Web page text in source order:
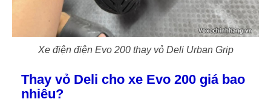
Xe điện điện Evo 200 thay vỏ Deli Urban Grip
Thay vỏ Deli cho xe Evo 200 giá bao
nhiêu?